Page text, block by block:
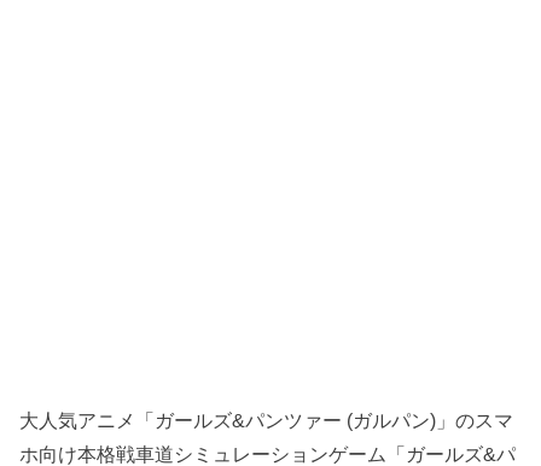
大人気アニメ「ガールズ&パンツァー (ガルパン)」のスマ
ホ向け本格戦車道シミュレーションゲーム「ガールズ&パ